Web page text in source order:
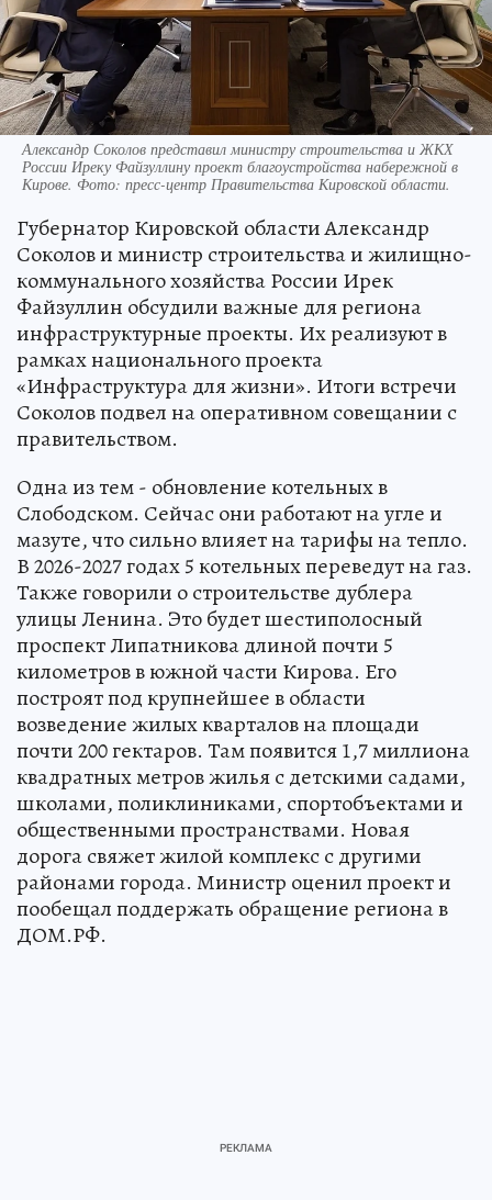
Александр Соколов представил министру строительства и ЖКХ
России Иреку Файзуллину проект благоустройства набережной в
Кирове. Фото: пресс-центр Правительства Кировской области.
Губернатор Кировской области Александр
Соколов и министр строительства и жилищно-
коммунального хозяйства России Ирек
Файзуллин обсудили важные для региона
инфраструктурные проекты. Их реализуют в
рамках национального проекта
«Инфраструктура для жизни». Итоги встречи
Соколов подвел на оперативном совещании с
правительством.
Одна из тем - обновление котельных в
Слободском. Сейчас они работают на угле и
мазуте, что сильно влияет на тарифы на тепло.
В 2026-2027 годах 5 котельных переведут на газ.
Также говорили о строительстве дублера
улицы Ленина. Это будет шестиполосный
проспект Липатникова длиной почти 5
километров в южной части Кирова. Его
построят под крупнейшее в области
возведение жилых кварталов на площади
почти 200 гектаров. Там появится 1,7 миллиона
квадратных метров жилья с детскими садами,
школами, поликлиниками, спортобъектами и
общественными пространствами. Новая
дорога свяжет жилой комплекс с другими
районами города. Министр оценил проект и
пообещал поддержать обращение региона в
ДОМ.РФ.